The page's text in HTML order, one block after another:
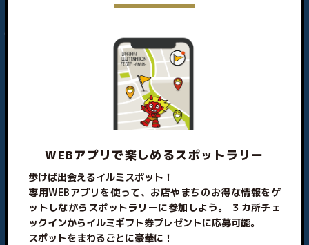
WEBアプリで楽しめるスポットラリー
歩けば出会えるイルミスポット！
専用WEBアプリを使って、お店やまちのお得な情報をゲ
ットしながらスポットラリーに参加しよう。 ３カ所チェ
ックインからイルミギフト券プレゼントに応募可能。
スポットをまわるごとに豪華に！